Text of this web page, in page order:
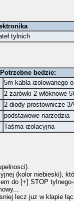
tylnich
Potrzebne bedzie:
5m kabla izolowanego
2 zarówki 2 włóknowe
2 diody prostownicze
podstawowe narzedzia
Taśma izolacyjna
(kolor niebieski),
do [+] STOP
lecz juz w klapie